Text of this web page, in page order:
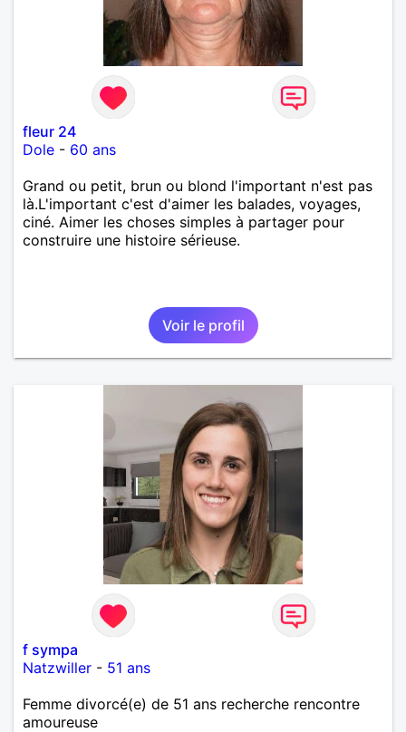
fleur 24
Dole - 60 ans
Grand ou petit, brun ou blond l'important n'est pas
là.L'important c'est d'aimer les balades, voyages,
ciné. Aimer les choses simples à partager pour
construire une histoire sérieuse.
Voir le profil
f sympa
Natzwiller - 51 ans
Femme divorcé(e) de 51 ans recherche rencontre
amoureuse